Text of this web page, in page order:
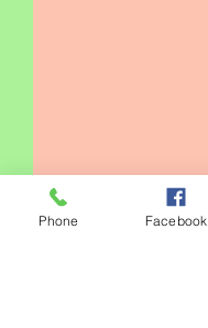
Phone Facebook